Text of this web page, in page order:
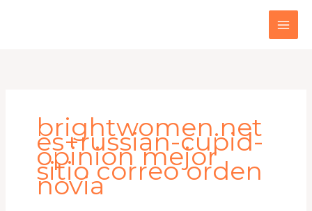
brightwomen.net
es+russian-cupid-
opinion mejor
sitio correo orden
novia